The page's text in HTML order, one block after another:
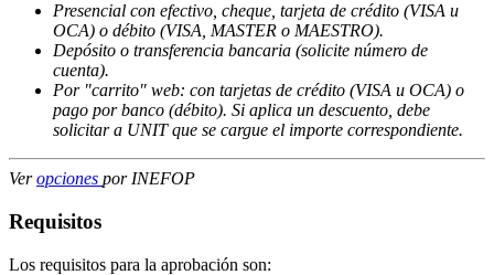
Presencial con efectivo, cheque, tarjeta de crédito (VISA u
OCA) o débito (VISA, MASTER o MAESTRO).
Depósito o transferencia bancaria (solicite número de
cuenta).
Por "carrito" web: con tarjetas de crédito (VISA u OCA) o
pago por banco (débito). Si aplica un descuento, debe
solicitar a UNIT que se cargue el importe correspondiente.
Veropciones por INEFOP
Requisitos
Los requisitos para la aprobación son: